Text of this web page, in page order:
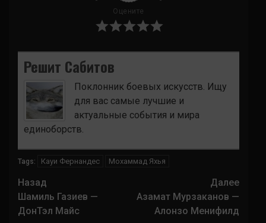
Оцените
Решит Сабитов
Поклонник боевых искусств. Ищу
для вас самые лучшие и
актуальные события и мира
единоборств.
Tags: Кауи Фернандес Мохаммад Яхья
Навигация
записи
Назад
Шамиль Газиев —
ДонТэл Майс
Далее
Азамат Мурзаканов —
Алонзо Менифилд